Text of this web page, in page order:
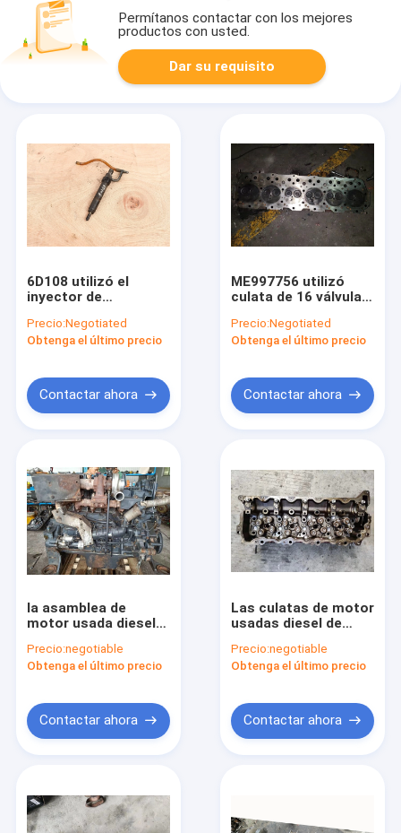
Permítanos contactar con los mejores
productos con usted.
Dar su requisito
6D108 utilizó el
inyector de
motor diesel 6222-
13-3300 para el
Precio:Negotiated
Obtenga el último precio
Contactar ahora
ME997756 utilizó
culata de 16 válvulas,
excavador SK330-6
HD1430-3
Precio:Negotiated
Obtenga el último precio
Contactar ahora
la asamblea de
motor usada diesel
para la original de Pc
450-7 del excavador
Precio:negotiable
Obtenga el último precio
Contactar ahora
Las culatas de motor
usadas diesel de
excavador SK200-8
SK250-8
Precio:negotiable
Obtenga el último precio
Contactar ahora